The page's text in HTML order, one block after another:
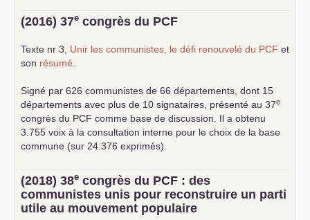
(2016) 37e congrès du PCF
Texte nr 3, Unir les communistes, le défi renouvelé du PCF et
son résumé
Signé par 626 communistes de 66 départements, dont 15
départements avec plus de 10 signataires, présenté au 37e
congrès du PCF comme base de discussion. Il a obtenu
3.755 voix à la consultation interne pour le choix de la base
commune (sur 24.376 exprimés).
(2018) 38e congrès du PCF : des
communistes unis pour reconstruire un parti
utile au mouvement populaire